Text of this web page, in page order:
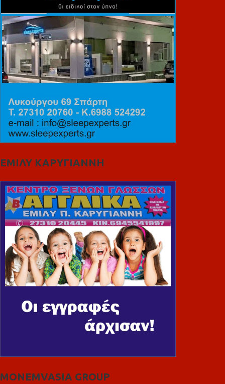
ΕΜΙΛΥ ΚΑΡΥΓΙΑΝΝΗ
MONEMVASIA GROUP